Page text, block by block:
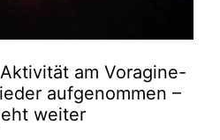
am Voragine-
aufgenommen –
weiter